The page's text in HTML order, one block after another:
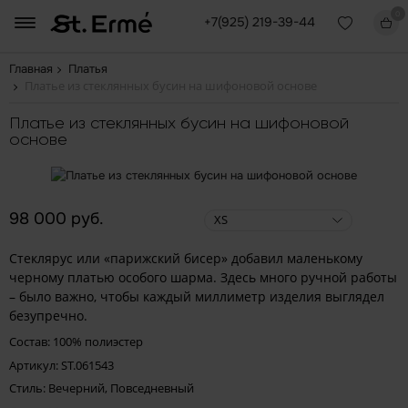
+7(925) 219-39-44
Главная Платья
Платье из стеклянных бусин на шифоновой
основе
98 000 руб. XS
Стеклярус или «парижский бисер» добавил маленькому
черному платью особого шарма. Здесь много ручной работы
– было важно, чтобы каждый миллиметр изделия выглядел
безупречно.
Состав: 100% полиэстер
Артикул: ST.061543
Стиль: Вечерний, Повседневный